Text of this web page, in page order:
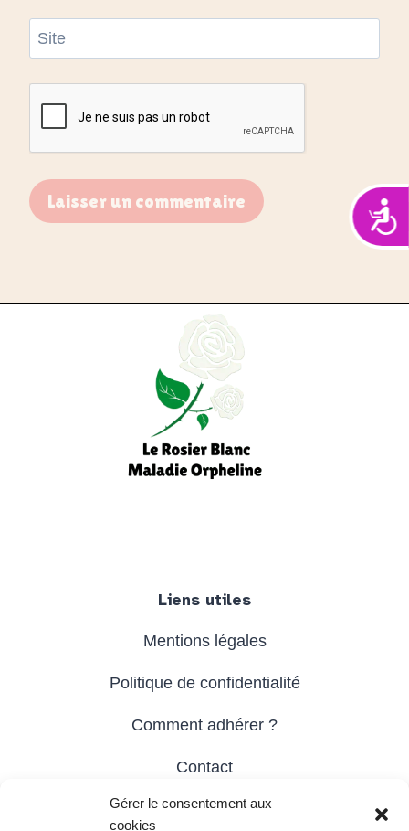
Gérer le consentement aux
cookies
Site
Liens utiles
Mentions légales
Politique de confidentialité
Comment adhérer ?
Contact